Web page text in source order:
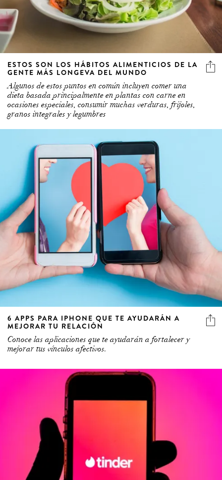
ESTOS SON LOS HÁBITOS ALIMENTICIOS DE LA
GENTE MÁS LONGEVA DEL MUNDO
Algunos de estos puntos en común incluyen comer una
dieta basada principalmente en plantas con carne en
ocasiones especiales, consumir muchas verduras, frijoles,
granos integrales y legumbres
6 APPS PARA IPHONE QUE TE AYUDARÁN A
MEJORAR TU RELACIÓN
Conoce las aplicaciones que te ayudarán a fortalecer y
mejorar tus vínculos afectivos.